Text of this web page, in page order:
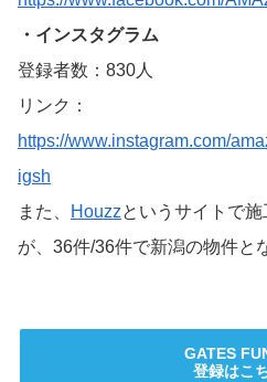
・インスタグラム
登録者数：830人
リンク：
https://www.instagram.com/
igsh
また、
Houzzというサイトで
が、36件/36件で新潟の物件と
GATES
登録はこ